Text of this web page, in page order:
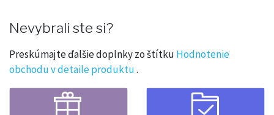
Nevybrali ste si?
Preskúmajte ďalšie doplnky zo štítku Hodnotenie
obchodu v detaile produktu.